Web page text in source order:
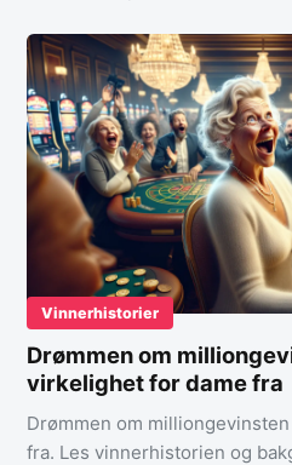
Vinnerhistorier
Drømmen om
virkelighet for dame fra
Drømmen om
fra. Les vinnerhistorien og